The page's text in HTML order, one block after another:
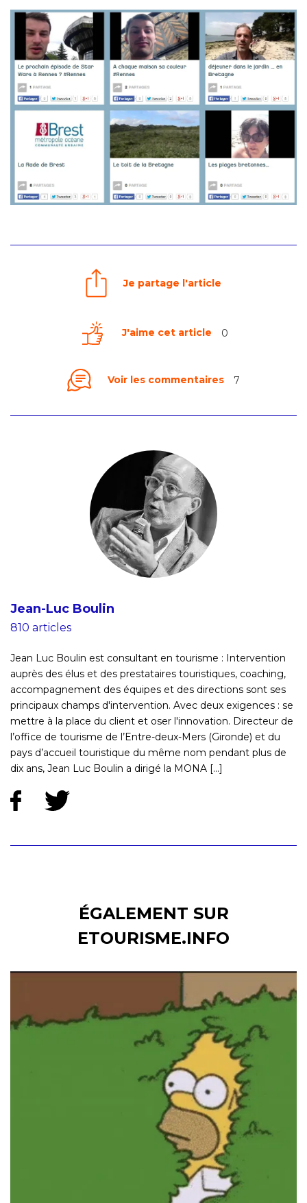
Je partage l'article
J'aime cet article 0
Voir les commentaires 7
Jean-Luc Boulin
810 articles
Jean Luc Boulin est consultant en tourisme : Intervention
auprès des élus et des prestataires touristiques, coaching,
accompagnement des équipes et des directions sont ses
principaux champs d'intervention. Avec deux exigences : se
mettre à la place du client et oser l'innovation. Directeur de
l’office de tourisme de l’Entre-deux-Mers (Gironde) et du
pays d’accueil touristique du même nom pendant plus de
dix ans, Jean Luc Boulin a dirigé la MONA [...]
ÉGALEMENT SUR
ETOURISME.INFO